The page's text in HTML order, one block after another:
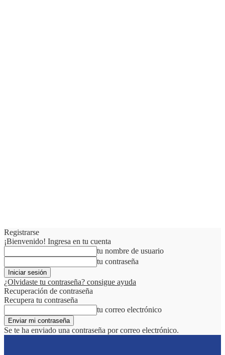
Registrarse
¡Bienvenido! Ingresa en tu cuenta
tu nombre de usuario
tu contraseña
¿Olvidaste tu contraseña? consigue ayuda
Recuperación de contraseña
Recupera tu contraseña
tu correo electrónico
Se te ha enviado una contraseña por correo electrónico.